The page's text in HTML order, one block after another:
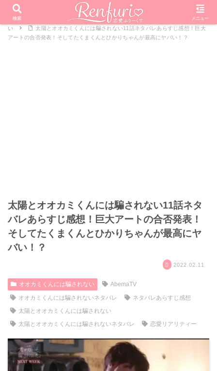
PR
ホーム 恋愛リアリティーショー
オオカミくんには騙されな
い
太陽とオオカミくんには騙されない11話ネタバレあらすじ感想！巨大
アートの合否発表！そしてたくまくんとひかりちゃんが最高にヤバい！？
太陽とオオカミくんには騙されない11話ネタ
バレあらすじ感想！巨大アートの合否発表！
そしてたくまくんとひかりちゃんが最高にヤ
バい！？
2022.02.11
オオカミくんには騙されない
AbemaTV
オオカミくんには騙されないネタバレ
ネタバレあらすじ感想
太陽とオオカミくんには騙されない
太陽とオオカミくんには騙されないネタバレ
恋愛リアリティー
検索 メニュー